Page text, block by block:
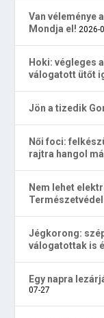
Van véleménye
Mondja el! 2026-
Hoki: végleges
válogatott ütőt
Jön a tizedik
Női foci:
rajtra hangol
Nem lehet
Jégkorong:
válogatottak is
Egy napra
07-27